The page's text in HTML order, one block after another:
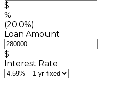
$
%
(20.0%)
Loan Amount
$
Interest Rate